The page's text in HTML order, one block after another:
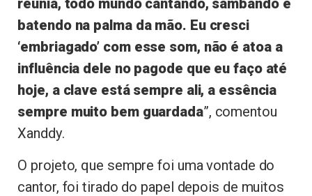
batendo na palma da mão. Eu cresci
‘embriagado’ com esse som, não é atoa a
influência dele no pagode que eu faço até
hoje, a clave está sempre ali, a essência
sempre muito bem guardada”, comentou
Xanddy.
O projeto, que sempre foi uma vontade do
cantor, foi tirado do papel depois de muitos